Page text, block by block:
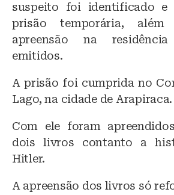
suspeito foi identificado e
prisão temporária,
apreensão na
emitidos.
A prisão foi cumprida no
Lago, na cidade de Arapiraca.
Com ele foram
dois livros contanto a
Hitler.
A apreensão dos livros só